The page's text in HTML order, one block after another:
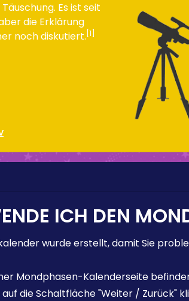
Es ist seit
die Erklärung
noch diskutiert. [1]
ICH DEN
wurde erstellt, damit Sie
Mondphasen-Kalenderseite
auf die Schaltfläche "Weiter / Zurück"